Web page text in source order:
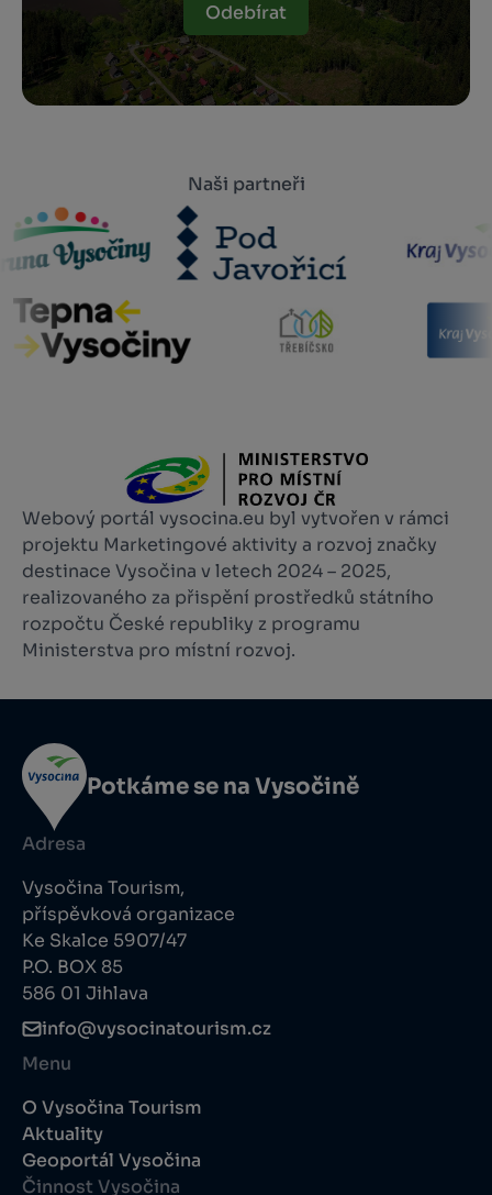
Odebírat
Naši partneři
Webový portál vysocina.eu byl vytvořen v rámci
projektu Marketingové aktivity a rozvoj značky
destinace Vysočina v letech 2024 – 2025,
realizovaného za přispění prostředků státního
rozpočtu České republiky z programu
Ministerstva pro místní rozvoj.
Potkáme se na Vysočině
Adresa
Vysočina Tourism,
příspěvková organizace
Ke Skalce 5907/47
P.O. BOX 85
586 01 Jihlava
info@vysocinatourism.cz
Menu
O Vysočina Tourism
Aktuality
Geoportál Vysočina
Činnost Vysočina